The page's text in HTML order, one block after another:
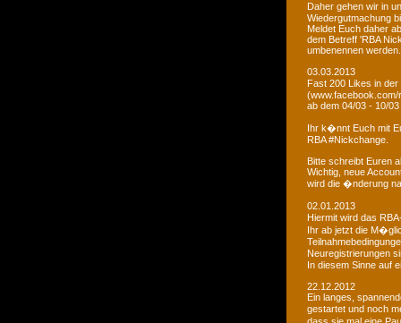
Daher gehen wir in
Wiedergutmachung
Meldet Euch daher
dem Betreff 'RBA
umbenennen
03.03.2013
Fast 200 Likes in
ab dem 04/03 - 10/
Ihr k�nnt Euch mit
RBA #Nickchange.
Bitte schreibt Euren
Wichtig, neue
wird die �nderung
02.01.2013
Hiermit wird das
Ihr ab jetzt die
Neuregistrierungen
In diesem Sinne auf
22.12.2012
Ein langes,
gestartet und noch